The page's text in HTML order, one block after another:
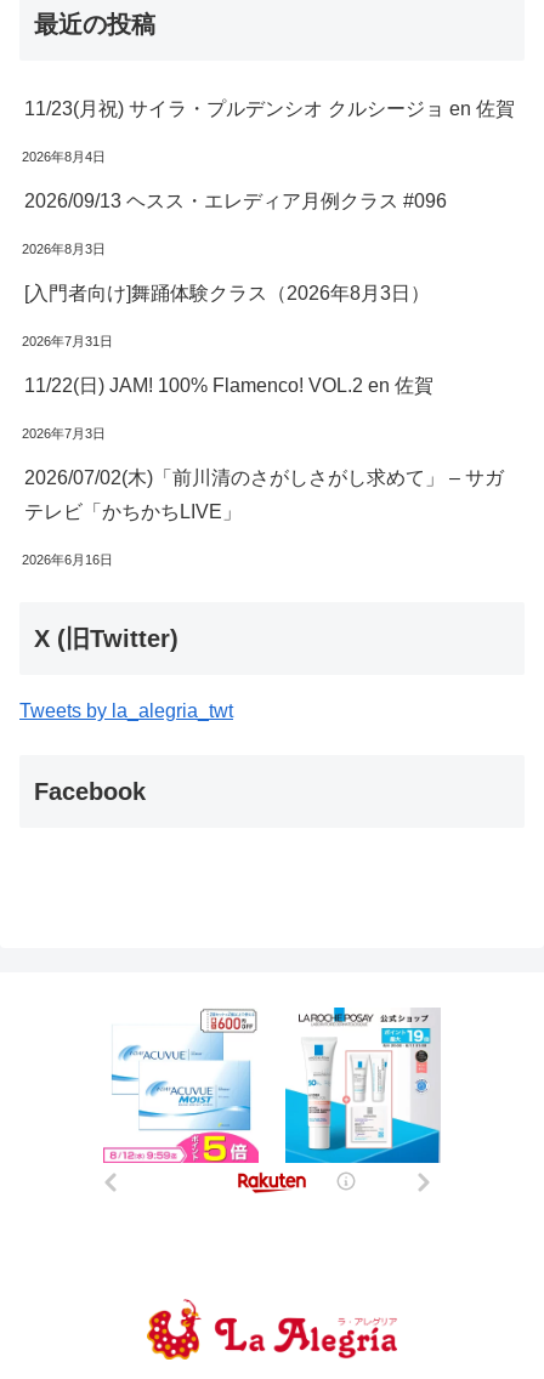
最近の投稿
11/23(月祝) サイラ・プルデンシオ クルシージョ en 佐賀
2026年8月4日
2026/09/13 ヘスス・エレディア月例クラス #096
2026年8月3日
[入門者向け]舞踊体験クラス（2026年8月3日）
2026年7月31日
11/22(日) JAM! 100% Flamenco! VOL.2 en 佐賀
2026年7月3日
2026/07/02(木)「前川清のさがしさがし求めて」 – サガ
テレビ「かちかちLIVE」
2026年6月16日
X (旧Twitter)
Tweets by la_alegria_twt
Facebook